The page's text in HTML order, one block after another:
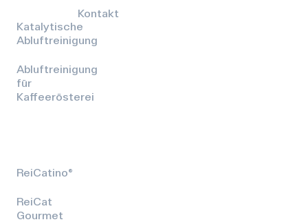
Katalytische
Abluftreinigung
Abluftreinigung
für
Kaffeerösterei
ReiCatino®
ReiCat
Gourmet
Kontakt